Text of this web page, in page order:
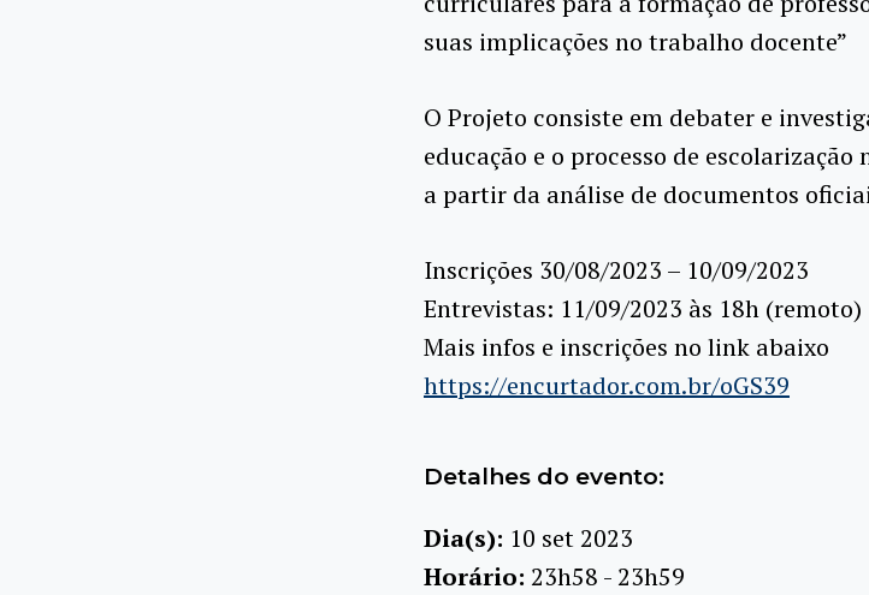
suas implicações no trabalho docente”
O Projeto consiste em debater e
educação e o processo de
a partir da análise de documentos
Inscrições 30/08/2023 – 10/09/2023
Entrevistas: 11/09/2023 às 18h (remoto)
Mais infos e inscrições no link abaixo
https://encurtador.com.br/oGS39
Detalhes do evento:
Dia(s): 10 set 2023
Horário: 23h58 - 23h59